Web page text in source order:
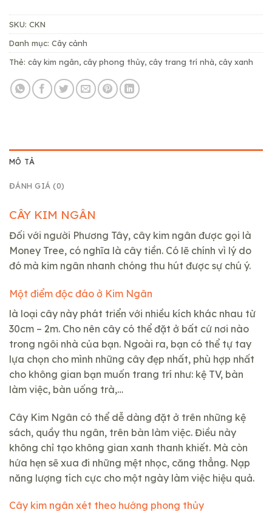
199,000₫.
SKU: CKN
Danh mục: Cây cảnh
Thẻ: cây kim ngân, cây phong thủy, cây trang trí nhà, cây xanh
MÔ TẢ
ĐÁNH GIÁ (0)
CÂY KIM NGÂN
Đối với người Phương Tây, cây kim ngân được gọi là
Money Tree, có nghĩa là cây tiền. Có lẽ chính vì lý do
đó mà kim ngân nhanh chóng thu hút được sự chú ý.
Một điểm độc đáo ở Kim Ngân
là loại cây này phát triển với nhiều kích khác nhau từ
30cm – 2m. Cho nên cây có thể đặt ở bất cứ nơi nào
trong ngôi nhà của bạn. Ngoài ra, bạn có thể tự tay
lựa chọn cho mình những cây đẹp nhất, phù hợp nhất
cho không gian bạn muốn trang trí như: kệ TV, bàn
làm việc, bàn uống trà,…
Cây Kim Ngân có thể dễ dàng đặt ở trên những kệ
sách, quầy thu ngân, trên bàn làm việc. Điều này
không chỉ tạo không gian xanh thanh khiết. Mà còn
hứa hẹn sẽ xua đi những mệt nhọc, căng thẳng. Nạp
năng lượng tích cực cho một ngày làm việc hiệu quả.
Cây kim ngân xét theo hướng phong thủy